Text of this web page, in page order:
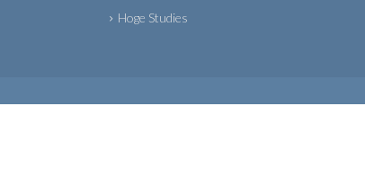
Hoge Studies